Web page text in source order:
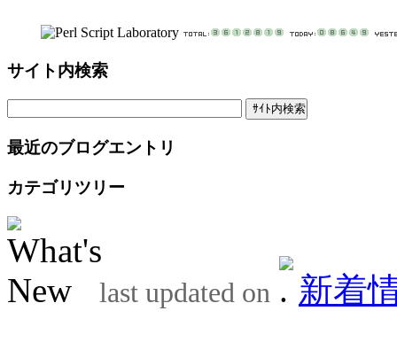
サイト内検索
最近のブログエントリ
カテゴリツリー
last updated on
新着